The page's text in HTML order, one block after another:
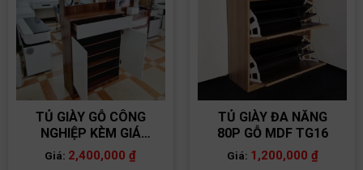
TỦ GIÀY GỖ CÔNG
NGHIỆP KÈM GIÁ
TREO TG26
Giá: 2,400,000₫
TỦ GIÀY ĐA NĂNG
80P GỖ MDF TG16
Giá: 1,200,000 ₫